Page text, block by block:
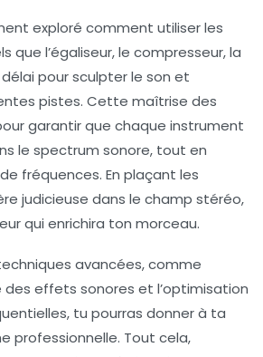
exploré comment utiliser les
que l’égaliseur, le compresseur, la
délai pour sculpter le son et
pistes. Cette maîtrise des
garantir que chaque instrument
le spectrum sonore, tout en
fréquences. En plaçant les
judicieuse dans le champ stéréo,
qui enrichira ton morceau.
avancées, comme
des effets sonores et l’optimisation
tu pourras donner à ta
professionnelle. Tout cela,